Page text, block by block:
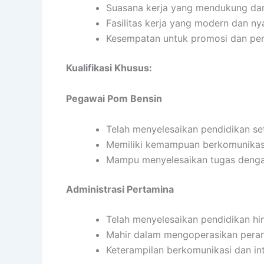
Suasana kerja yang mendukung
Fasilitas kerja yang modern dan
Kesempatan untuk promosi dan
Kualifikasi Khusus:
Pegawai Pom Bensin
Telah menyelesaikan pendidikan
Memiliki kemampuan
Mampu menyelesaikan tugas
Administrasi Pertamina
Telah menyelesaikan pendidikan
Mahir dalam mengoperasikan
Keterampilan berkomunikasi dan